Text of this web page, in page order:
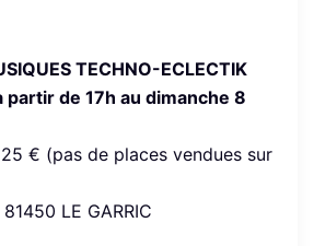
TECHNO-ECLECTIK
partir de 17h au dimanche 8
€ (pas de places vendues sur
LE GARRIC